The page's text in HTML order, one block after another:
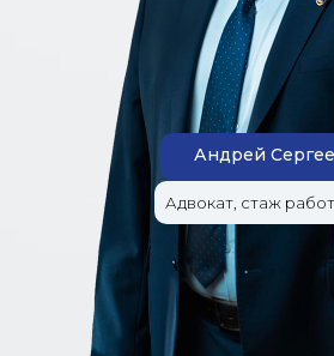
Андрей
Адвокат, стаж